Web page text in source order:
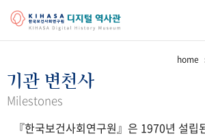
걸어온 길 기관 변천사
home
기관 변천사
Milestones
『한국보건사회연구원』은 1970년 설립